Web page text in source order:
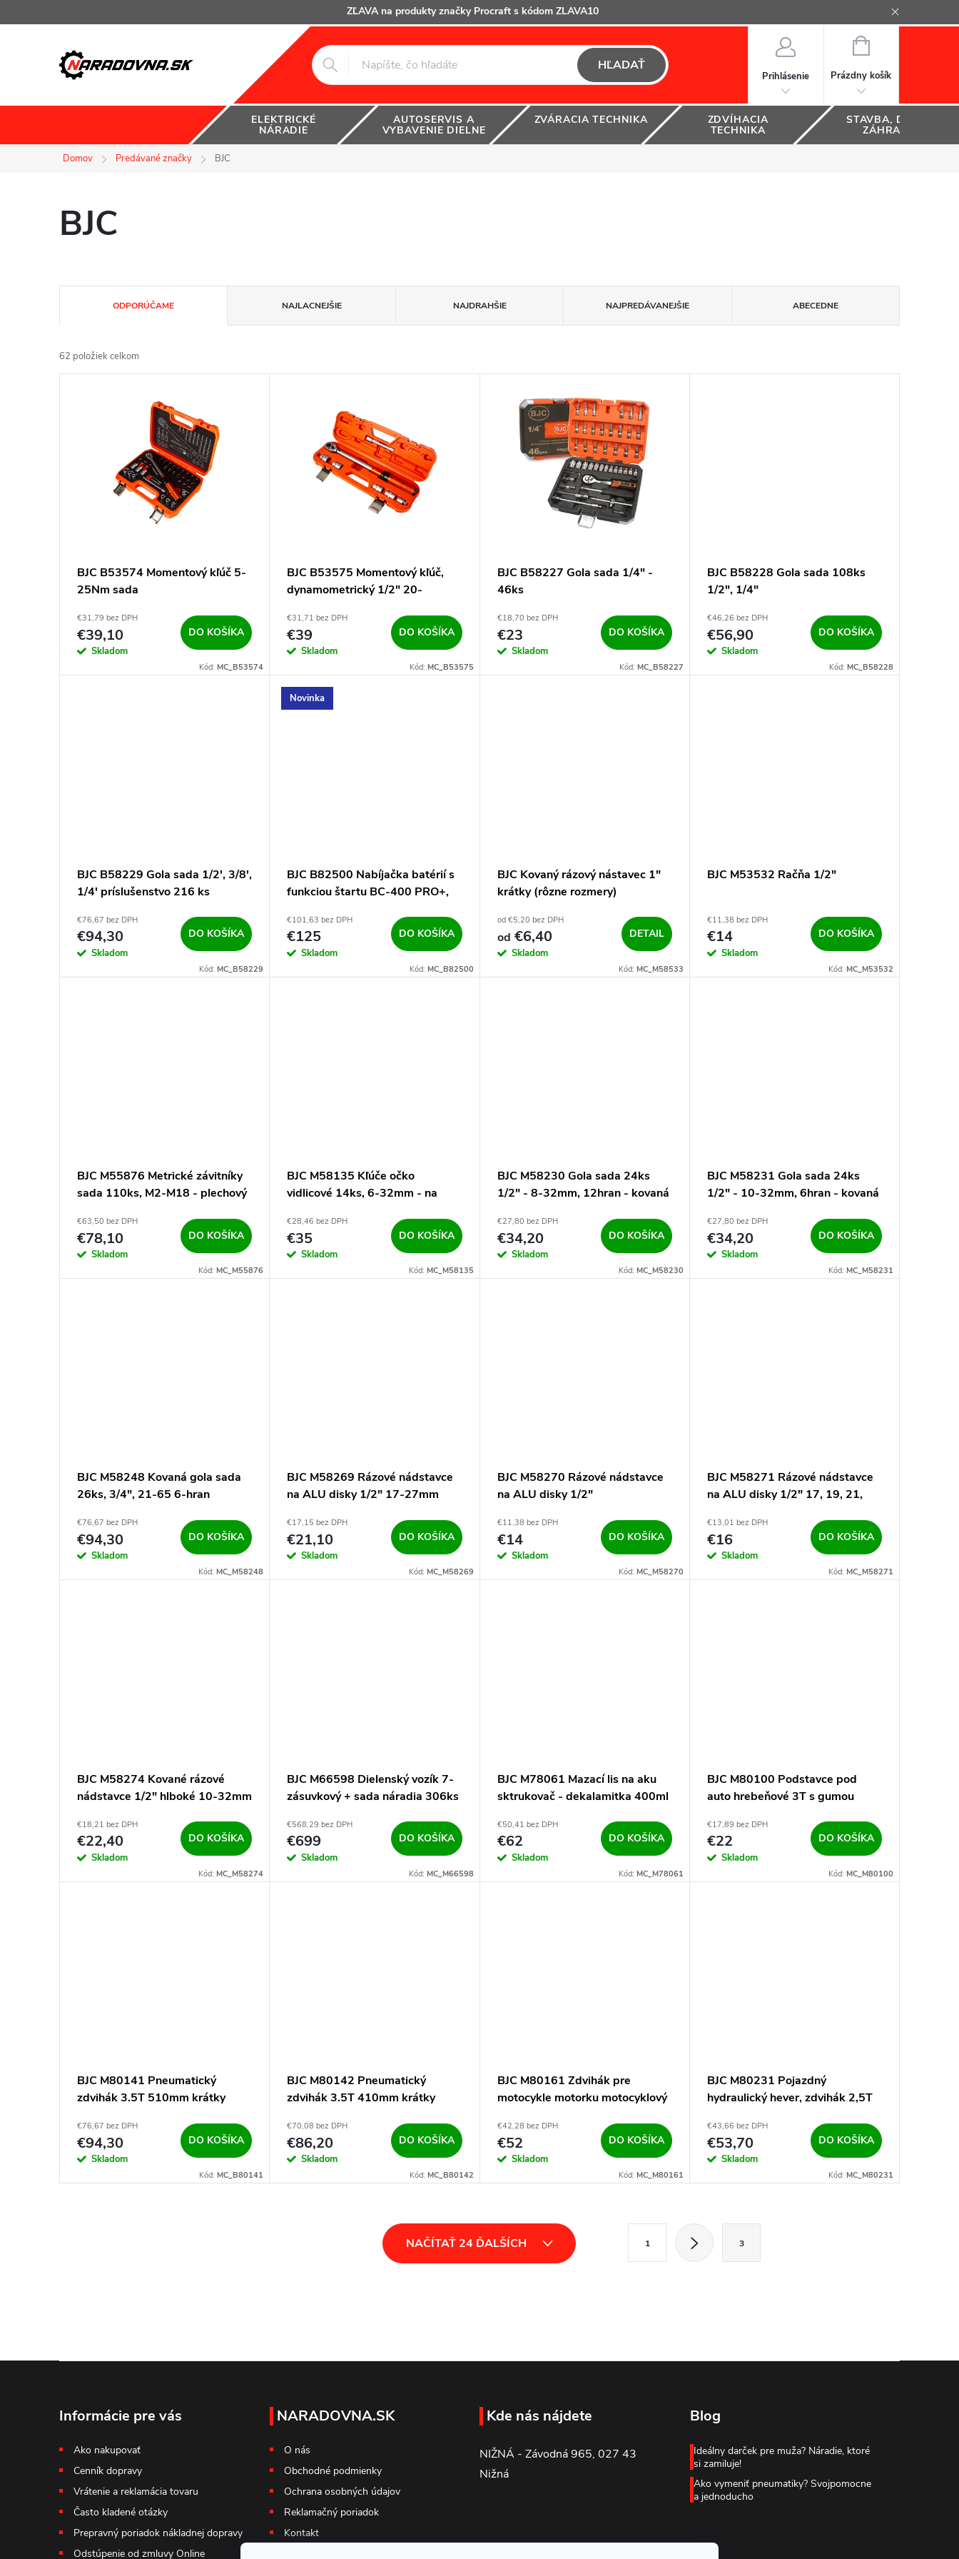
na
ZĽAVA na produkty značky Procraft s kódom ZLAVA10
HĽADAŤ
Prihlásenie
NÁKUPNÝ
Prázdny košík
ELEKTRICKÉ
NÁRADIE
AUTOSERVIS A
VYBAVENIE DIELNE
ZVÁRACIA TECHNIKA ZDVÍHACIA
TECHNIKA
STAVBA, DOM A
ZÁHRADA
Domov Predávané značky BJC
BJC
a
d
ODPORÚČAME NAJLACNEJŠIE NAJDRAHŠIE NAJPREDÁVANEJŠIE ABECEDNE
62 položiek celkom
d
BJC B53574 Momentový kľúč 5-
25Nm sada
€31,79 bez DPH
€39,10
Skladom
DO KOŠÍKA
Kód: MC_B53574
BJC B53575 Momentový kľúč,
dynamometrický 1/2" 20-
€31,71 bez DPH
€39
Skladom
DO KOŠÍKA
Kód: MC_B53575
BJC B58227 Gola sada 1/4" -
46ks
€18,70 bez DPH
€23
Skladom
DO KOŠÍKA
Kód: MC_B58227
BJC B58228 Gola sada 108ks
1/2", 1/4"
€46,26 bez DPH
€56,90
Skladom
DO KOŠÍKA
Kód: MC_B58228
BJC B58229 Gola sada 1/2', 3/8',
1/4' príslušenstvo 216 ks
€76,67 bez DPH
€94,30
Skladom
DO KOŠÍKA
Kód: MC_B58229
Novinka
BJC B82500 Nabíjačka batérií s
funkciou štartu BC-400 PRO+,
€101,63 bez DPH
€125
Skladom
DO KOŠÍKA
Kód: MC_B82500
BJC Kovaný rázový nástavec 1"
krátky (rôzne rozmery)
od €5,20 bez DPH
od €6,40
Skladom
DETAIL
Kód: MC_M58533
BJC M53532 Račňa 1/2"
€11,38 bez DPH
€14
Skladom
DO KOŠÍKA
Kód: MC_M53532
BJC M55876 Metrické závitníky
sada 110ks, M2-M18 - plechový
€63,50 bez DPH
€78,10
Skladom
DO KOŠÍKA
Kód: MC_M55876
BJC M58135 Kľúče očko
vidlicové 14ks, 6-32mm - na
€28,46 bez DPH
€35
Skladom
DO KOŠÍKA
Kód: MC_M58135
BJC M58230 Gola sada 24ks
1/2" - 8-32mm, 12hran - kovaná
€27,80 bez DPH
€34,20
Skladom
DO KOŠÍKA
Kód: MC_M58230
BJC M58231 Gola sada 24ks
1/2" - 10-32mm, 6hran - kovaná
€27,80 bez DPH
€34,20
Skladom
DO KOŠÍKA
Kód: MC_M58231
BJC M58248 Kovaná gola sada
26ks, 3/4", 21-65 6-hran
€76,67 bez DPH
€94,30
Skladom
DO KOŠÍKA
Kód: MC_M58248
BJC M58269 Rázové nádstavce
na ALU disky 1/2" 17-27mm
€17,15 bez DPH
€21,10
Skladom
DO KOŠÍKA
Kód: MC_M58269
BJC M58270 Rázové nádstavce
na ALU disky 1/2"
€11,38 bez DPH
€14
Skladom
DO KOŠÍKA
Kód: MC_M58270
BJC M58271 Rázové nádstavce
na ALU disky 1/2" 17, 19, 21,
€13,01 bez DPH
€16
Skladom
DO KOŠÍKA
Kód: MC_M58271
BJC M58274 Kované rázové
nádstavce 1/2" hlboké 10-32mm
€18,21 bez DPH
€22,40
Skladom
DO KOŠÍKA
Kód: MC_M58274
BJC M66598 Dielenský vozík 7-
zásuvkový + sada náradia 306ks
€568,29 bez DPH
€699
Skladom
DO KOŠÍKA
Kód: MC_M66598
BJC M78061 Mazací lis na aku
sktrukovač - dekalamitka 400ml
€50,41 bez DPH
€62
Skladom
DO KOŠÍKA
Kód: MC_M78061
BJC M80100 Podstavce pod
auto hrebeňové 3T s gumou
€17,89 bez DPH
€22
Skladom
DO KOŠÍKA
Kód: MC_M80100
BJC M80141 Pneumatický
zdvihák 3.5T 510mm krátky
€76,67 bez DPH
€94,30
Skladom
DO KOŠÍKA
Kód: MC_B80141
BJC M80142 Pneumatický
zdvihák 3.5T 410mm krátky
€70,08 bez DPH
€86,20
Skladom
DO KOŠÍKA
Kód: MC_B80142
BJC M80161 Zdvihák pre
motocykle motorku motocyklový
€42,28 bez DPH
€52
Skladom
DO KOŠÍKA
Kód: MC_M80161
BJC M80231 Pojazdný
hydraulický hever, zdvihák 2,5T
€43,66 bez DPH
€53,70
Skladom
DO KOŠÍKA
Kód: MC_M80231
c
e
p
r
v
NAČÍTAŤ 24 ĎALŠÍCH
i
1 3
Informácie pre vás
Ako nakupovať
Cenník dopravy
Vrátenie a reklamácia tovaru
Často kladené otázky
Prepravný poriadok nákladnej dopravy
Odstúpenie od zmluvy Online
NARADOVNA.SK
O nás
Obchodné podmienky
Ochrana osobných údajov
Reklamačný poriadok
Kontakt
Kde nás nájdete
NIŽNÁ - Závodná 965, 027 43
Nižná
Blog
Ideálny darček pre muža? Náradie, ktoré
si zamiluje!
Ako vymeniť pneumatiky? Svojpomocne
a jednoducho